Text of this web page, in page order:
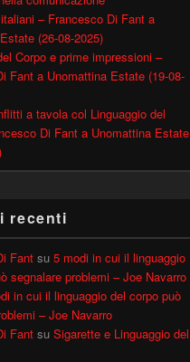
– Francesco Di Fant a
(26-08-2025)
Corpo e prime impressioni –
Fant a Unomattina Estate (19-08-
a tavola col Linguaggio del
Di Fant a Unomattina Estate
recenti
Fant su 5 modi in cui il linguaggio
segnalare problemi – Joe Navarro
in cui il linguaggio del corpo può
– Joe Navarro
Fant su Sigarette e Linguaggio del